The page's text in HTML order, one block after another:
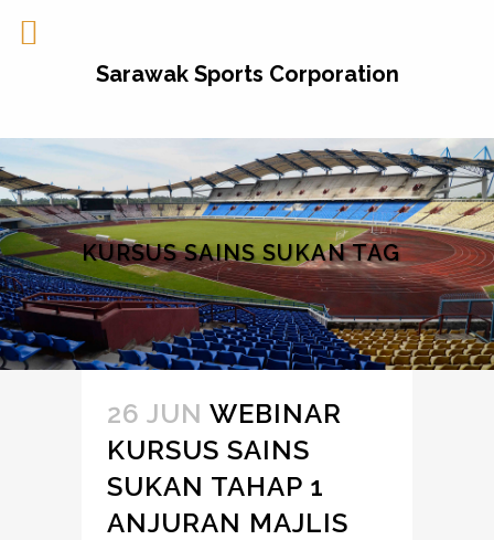
KURSUS SAINS SUKAN TAG
26 JUN WEBINAR
KURSUS SAINS
SUKAN TAHAP 1
ANJURAN MAJLIS
Sarawak Sports Corporation